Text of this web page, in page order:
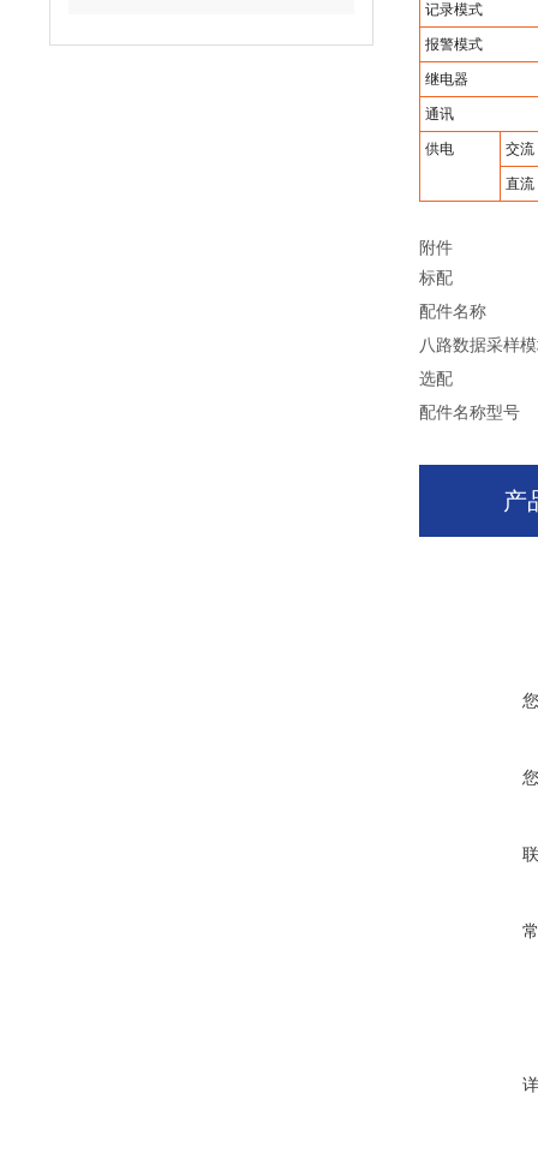
记录模式
报警模式
继电器
通讯
供电 交流
直流
附件
标配
配件名称
八路数据采样
选配
配件名称型号
产